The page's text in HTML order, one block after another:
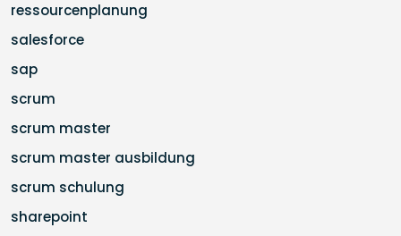
ressourcenplanung
salesforce
sap
scrum
scrum master
scrum master ausbildung
scrum schulung
sharepoint